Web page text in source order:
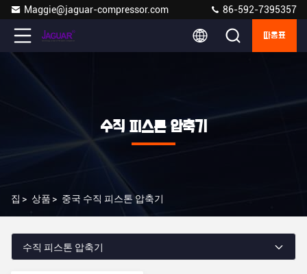
Maggie@jaguar-compressor.com 86-592-7395357
따옴표
수직 피스톤 압축기
집 > 상품 > 중국 수직 피스톤 압축기
수직 피스톤 압축기